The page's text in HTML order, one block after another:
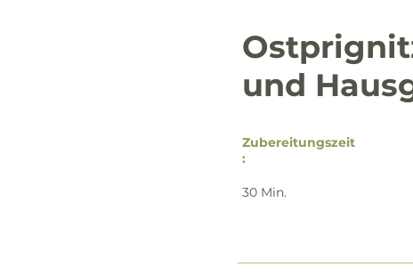
und
Zubereitungszeit
:
30 Min.